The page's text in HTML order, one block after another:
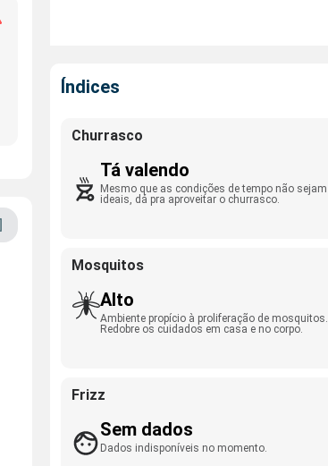
Índices
Churrasco
Tá valendo
Mesmo que as condições de tempo não sejam
ideais, dá pra aproveitar o churrasco.
Mosquitos
Alto
Ambiente propício à proliferação de mosquitos.
Redobre os cuidados em casa e no corpo.
Frizz
Sem dados
Dados indisponíveis no momento.